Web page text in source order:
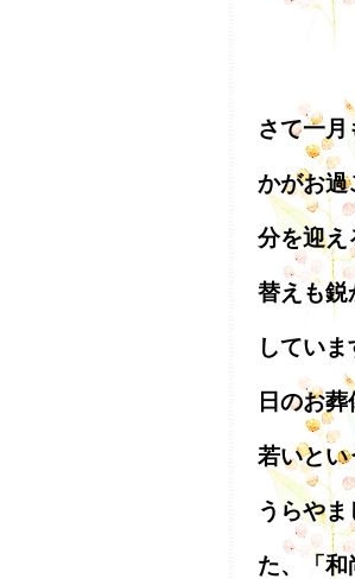
さて一
かがお
分を迎え
替えも鋭
してい
日のお
若いとい
うらや
た、「和